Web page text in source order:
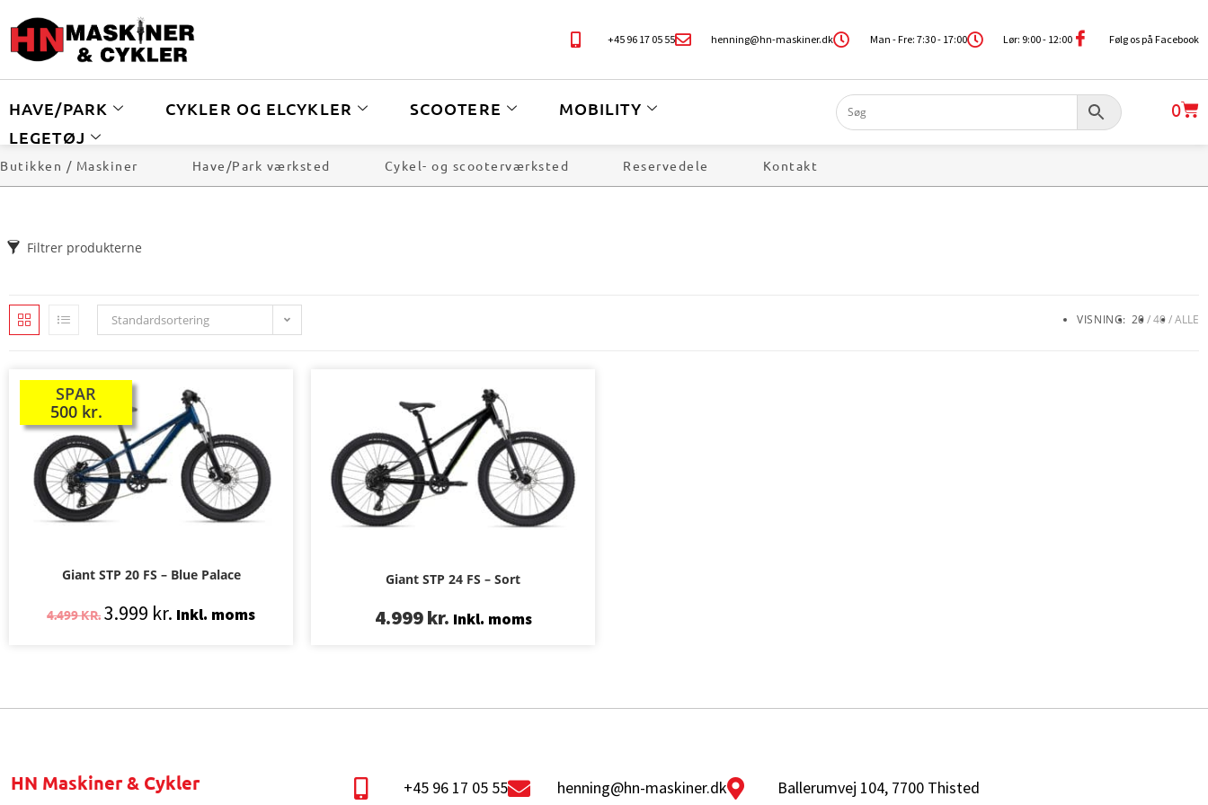
+45 96 17 05 55 henning@hn-maskiner.dk Man - Fre: 7:30 - 17:00 Lør: 9:00 - 12:00 Følg os på Facebook
HAVE/PARK CYKLER OG ELCYKLER SCOOTERE
MOBILITY
LEGETØJ
0
Butikken / Maskiner Have/Park værksted Cykel- og scooterværksted Reservedele Kontakt
Filtrer produkterne
Standardsortering VISNING: 20 40 ALLE
SPAR
500 kr.
TILBUD!
Giant STP 20 FS – Blue Palace
4.499KR. 3.999 kr. Inkl. moms
Giant STP 24 FS – Sort
4.999kr. Inkl. moms
HN Maskiner & Cykler +45 96 17 05 55 henning@hn-maskiner.dk Ballerumvej 104, 7700 Thisted